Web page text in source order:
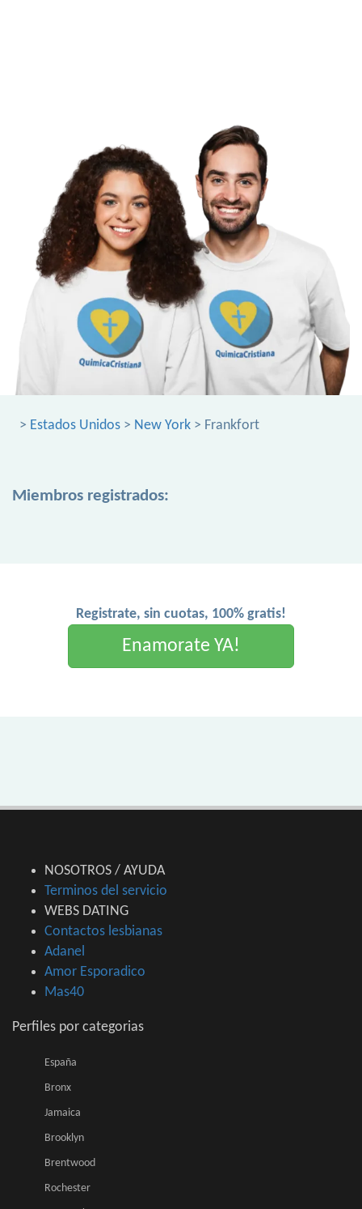
> Estados Unidos > New York > Frankfort
Miembros registrados:
Registrate, sin cuotas, 100% gratis!
Enamorate YA!
NOSOTROS / AYUDA
Terminos del servicio
WEBS DATING
Contactos lesbianas
Adanel
Amor Esporadico
Mas40
Perfiles por categorias
España
Bronx
Jamaica
Brooklyn
Brentwood
Rochester